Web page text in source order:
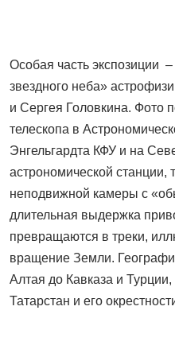
Особая часть экспозиции
звездного неба»
и Сергея Головкина. Фото
телескопа в
Энгельгардта КФУ и на
астрономической станции,
неподвижной камеры с
длительная выдержка
превращаются в треки,
вращение Земли.
Алтая до Кавказа и
Татарстан и его